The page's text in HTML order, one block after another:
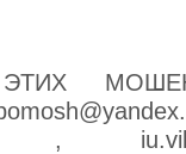
,